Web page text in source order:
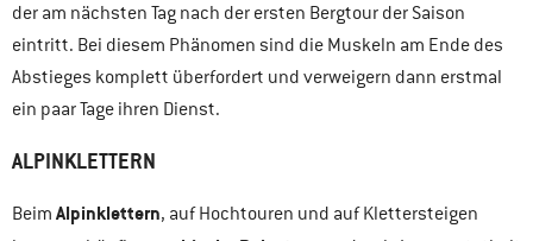
der am nächsten Tag nach der ersten Bergtour der Saison
eintritt. Bei diesem Phänomen sind die Muskeln am Ende des
Abstieges komplett überfordert und verweigern dann erstmal
ein paar Tage ihren Dienst.
ALPINKLETTERN
Beim Alpinklettern, auf Hochtouren und auf Klettersteigen